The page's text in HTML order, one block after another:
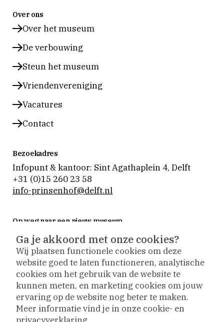
Over ons
Over het museum
De verbouwing
Steun het museum
Vriendenvereniging
Vacatures
Contact
Bezoekadres
Infopunt & kantoor: Sint Agathaplein 4, Delft
+31 (0)15 260 23 58
info-prinsenhof@delft.nl
Op weg naar een nieuw museum
Museum Prinsenhof Delft is tijdelijk gesloten voor
verbouwing en vernieuwing.
Tijdens de verbouwing nemen we onze bezoekers
actief mee naar buiten. De collectie is op
verschillende plekken te zien en activiteiten vinden
plaats op andere locaties.
Delft
op
Delft
op op
Ga je akkoord met onze cookies?
Wij plaatsen functionele cookies om deze
website goed te laten functioneren, analytische
cookies om het gebruik van de website te
kunnen meten, en marketing cookies om jouw
ervaring op de website nog beter te maken.
Meer informatie vind je in onze cookie- en